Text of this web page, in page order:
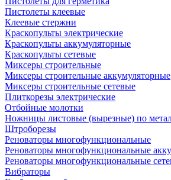
Пистолеты клеевые
Клеевые стержни
Краскопульты электрические
Краскопульты аккумуляторные
Краскопульты сетевые
Миксеры строительные
Миксеры строительные аккумуляторные
Миксеры строительные сетевые
Плиткорезы электрические
Отбойные молотки
Ножницы листовые (вырезные) по
Штроборезы
Реноваторы многофункциональные
Реноваторы многофункциональные
Реноваторы многофункциональные
Вибраторы